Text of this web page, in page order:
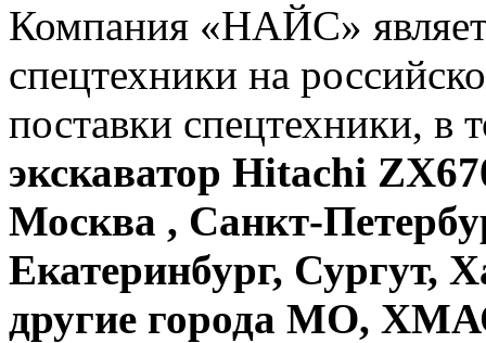
Компания «НАЙС»
спецтехники на
поставки спецтехники, в
экскаватор Hitachi
Москва , Санкт-
Екатеринбург, Сургут,
другие города МО,